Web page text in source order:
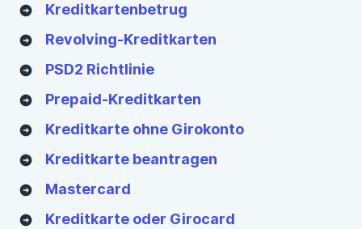
Kreditkartenbetrug
Revolving-Kreditkarten
PSD2 Richtlinie
Prepaid-Kreditkarten
Kreditkarte ohne Girokonto
Kreditkarte beantragen
Mastercard
Kreditkarte oder Girocard